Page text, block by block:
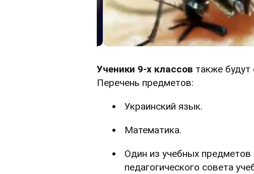
Ученики 9-х классов также
Перечень предметов:
Украинский язык.
Математика.
Один из учебных
педагогического совета